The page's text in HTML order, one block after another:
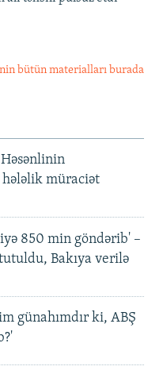
bütün materialları burada
hələlik müraciət
850 min göndərib' –
Bakıya verilə
günahımdır ki, ABŞ